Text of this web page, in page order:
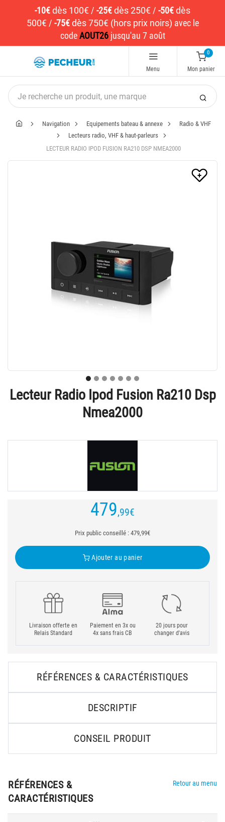
-10€dès 100€ / -25€dès 250€ / -50€dès
500€/ -75€ dès 750€ (hors prix noirs) avec le
codeAOUT26jusqu'au 7 août
Menu
0
Mon panier
Navigation Equipements bateau & annexe
Radio & VHF
Lecteurs radio, VHF & haut-parleurs
LECTEUR RADIO IPOD FUSION RA210 DSP NMEA2000
Lecteur Radio Ipod Fusion Ra210 Dsp
Nmea2000
479,99€
Prix public conseillé : 479,99€
Ajouter au panier
Livraison offerte en
Relais Standard
Paiement en 3x ou
4x sans frais CB
20 jours pour
changer d'avis
RÉFÉRENCES & CARACTÉRISTIQUES
DESCRIPTIF
CONSEIL PRODUIT
RÉFÉRENCES &
CARACTÉRISTIQUES
Retour au menu